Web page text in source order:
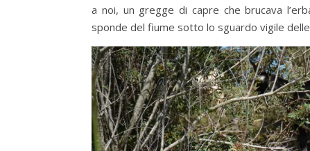
a noi, un gregge di capre che brucava
sponde del fiume sotto lo sguardo vigile